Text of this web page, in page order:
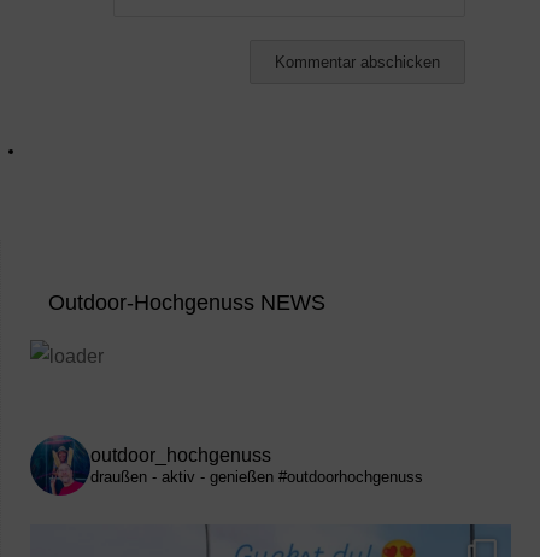
Outdoor-Hochgenuss NEWS
outdoor_hochgenuss
draußen - aktiv - genießen #outdoorhochgenuss